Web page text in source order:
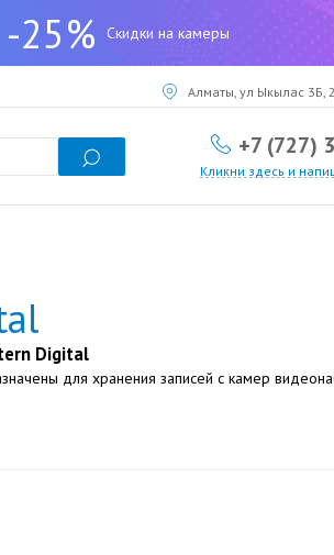
-25% Скидки на камеры
Алматы, ул Ыкылас 3Б,
+7 (727)
Кликни здесь и
Digital
для хранения записей с камер